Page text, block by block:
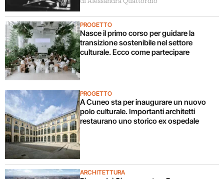
PROGETTO
Nasce il primo corso per guidare la
transizione sostenibile nel settore
culturale. Ecco come partecipare
PROGETTO
A Cuneo sta per inaugurare un nuovo
polo culturale. Importanti architetti
restaurano uno storico ex ospedale
ARCHITETTURA